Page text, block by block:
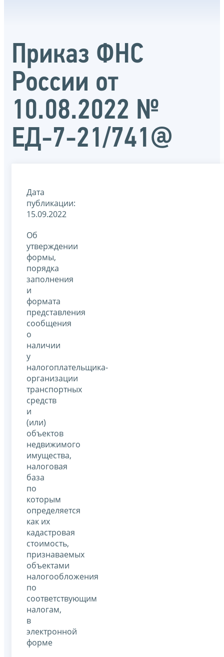
Приказ ФНС
России от
10.08.2022 №
ЕД-7-21/741@
Дата
публикации:
15.09.2022
Об
утверждении
формы,
порядка
заполнения
и
формата
представления
сообщения
о
наличии
у
налогоплательщика-
организации
транспортных
средств
и
(или)
объектов
недвижимого
имущества,
налоговая
база
по
которым
определяется
как их
кадастровая
стоимость,
признаваемых
объектами
налогообложения
по
соответствующим
налогам,
в
электронной
форме